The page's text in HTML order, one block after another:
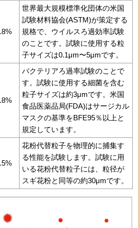
世界最大規模標準化団体の米国
試験材料協会(ASTM)が策定する
規格で、ウイルスろ過効率試験
のことです。試験に使用する粒
子サイズは0.1μm〜5μmです。
バクテリアろ過率試験のことで
す。試験に使用する細菌を含む
粒子サイズは約3μmです。米国
食品医薬品局(FDA)はサージカル
マスクの基準をBFE95％以上と
規定しています。
花粉代替粒子を物理的に捕集す
る性能を試験します。試験に用
いる花粉代替粒子には、粒径が
スギ花粉と同等の約30μmです。